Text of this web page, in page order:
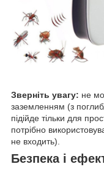
Зверніть увагу: не
заземленням (з
підійде тільки для
потрібно
не входить).
Безпека і